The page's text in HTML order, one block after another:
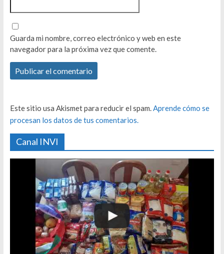
Guarda mi nombre, correo electrónico y web en este
navegador para la próxima vez que comente.
Este sitio usa Akismet para reducir el spam.Aprende cómo se
procesan los datos de tus comentarios.
Canal INVI